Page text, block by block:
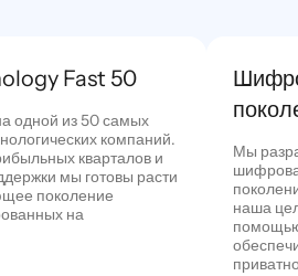
Fast 50
одной из 50 самых
компаний.
кварталов и
мы готовы расти
поколение
на
Мы
наша